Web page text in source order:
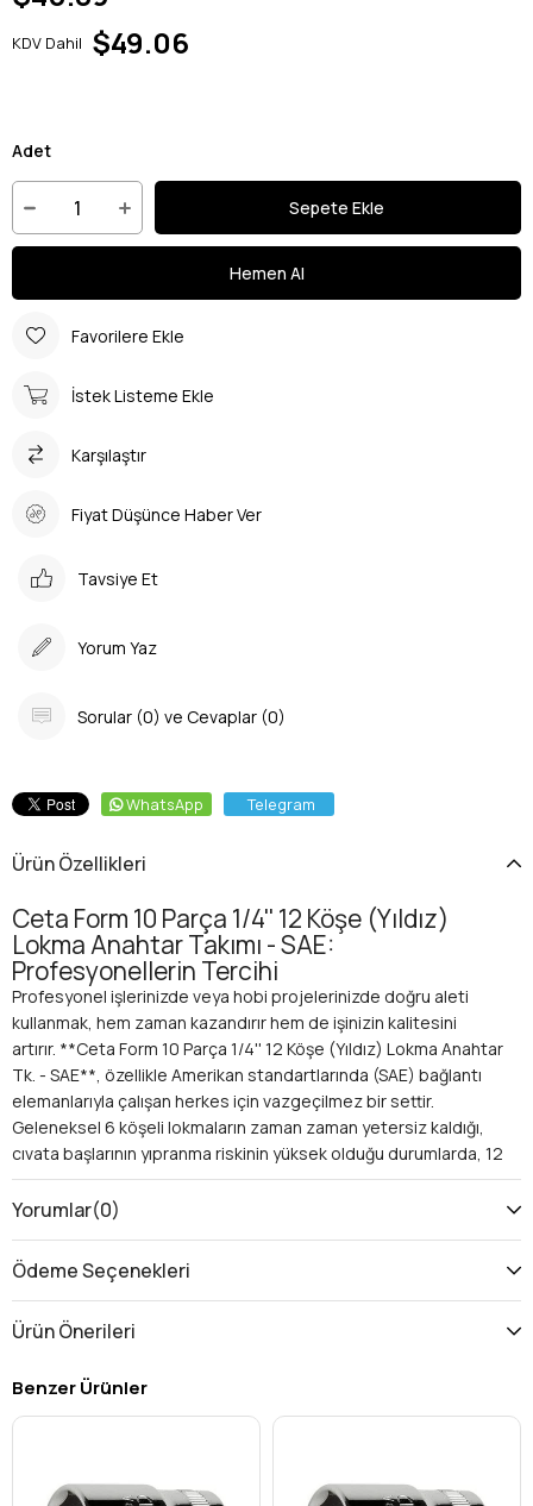
KDV Dahil $49.06
Adet
Favorilere Ekle
İstek Listeme Ekle
Karşılaştır
Fiyat Düşünce Haber Ver
Tavsiye Et
Yorum Yaz
Sorular (0) ve Cevaplar (0)
WhatsApp Telegram
Ürün Özellikleri
Ceta Form 10 Parça 1/4'' 12 Köşe (Yıldız)
Lokma Anahtar Takımı - SAE:
Profesyonellerin Tercihi
Profesyonel işlerinizde veya hobi projelerinizde doğru aleti
kullanmak, hem zaman kazandırır hem de işinizin kalitesini
artırır. **Ceta Form 10 Parça 1/4'' 12 Köşe (Yıldız) Lokma Anahtar
Tk. - SAE**, özellikle Amerikan standartlarında (SAE) bağlantı
elemanlarıyla çalışan herkes için vazgeçilmez bir settir.
Geleneksel 6 köşeli lokmaların zaman zaman yetersiz kaldığı,
cıvata başlarının yıpranma riskinin yüksek olduğu durumlarda, 12
köşeli (yıldız) yapısıyla bu lokma takımı, maksimum tutuş ve
üstün güç aktarımı sunar. Artık kayan cıvatalar veya aşınan
Neden Ceta Form 10 Parça 1/4'' 12 Köşe (Yıldız) Lokma
Anahtar Takımı Vazgeçilmezdir?
demontaj işlemleri için özel olarak tasarlanmıştır. Ceta Form'un
yaratacak avantajlar sunar:
Üstün Tutuş ve Güç:12 köşeli (yıldız) yapısı sayesinde,
deformasyon riskini minimuma indirir. Bu, özellikle hassas
Yorumlar(0)
Ödeme Seçenekleri
Ürün Önerileri
Benzer Ürünler